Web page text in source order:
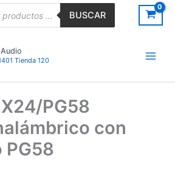
BUSCAR
Tienda 120
PG58
con
PG58